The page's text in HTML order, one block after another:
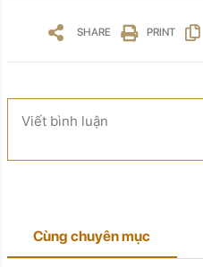
SHARE PRINT
Viết bình luận
Cùng chuyên mục